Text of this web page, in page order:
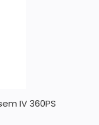
IV 360PS